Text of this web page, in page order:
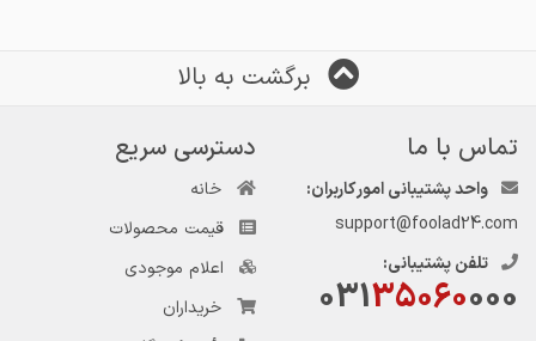
برگشت به بالا
تماس با ما
واحد پشتیبانی امور کاربران:
support@foolad24.com
تلفن پشتیبانی:
03135060000
دسترسی سریع
خانه
قیمت محصولات
اعلام موجودی
خریداران